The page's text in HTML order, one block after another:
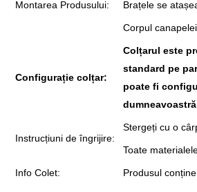
Montarea Produsului: Brațele se
Corpul
Configurație colțar:
Colțarul este
standard pe
poate fi
Instrucțiuni de îngrijire:
Stergeți cu o
Toate
Info Colet: Produsul